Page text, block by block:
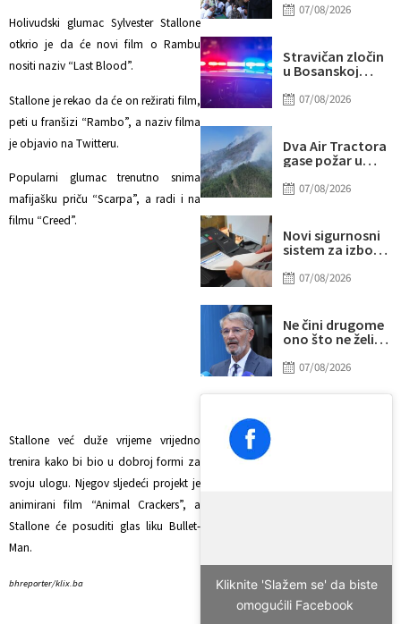
Holivudski glumac Sylvester Stallone
otkrio je da će novi film o Rambu
nositi naziv “Last Blood”.
Stallone je rekao da će on režirati film,
peti u franšizi “Rambo”, a naziv filma
je objavio na Twitteru.
Popularni glumac trenutno snima
mafijašku priču “Scarpa”, a radi i na
filmu “Creed”.
Stallone već duže vrijeme vrijedno
trenira kako bi bio u dobroj formi za
svoju ulogu. Njegov sljedeći projekt je
animirani film “Animal Crackers”, a
Stallone će posuditi glas liku Bullet-
Man.
bhreporter/klix.ba
Igmanu: Bosna
za koju se živi
07/08/2026
Stravičan zločin
u Bosanskoj
ubila muža
07/08/2026
Dva Air Tractora
gase požar u
subotu stiže i
07/08/2026
Novi sigurnosni
sistem za izbore
šifra pod
07/08/2026
Ne čini drugome
ono što ne želiš
tebi07/08/2026
Kliknite 'Slažem se' da biste
omogućili Facebook